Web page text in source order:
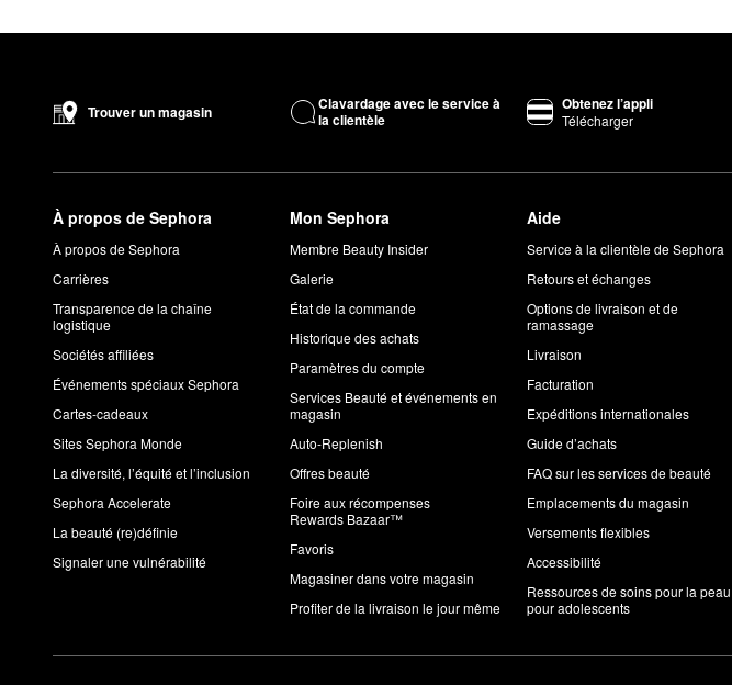
Trouver un magasin
Clavardage avec le service à
la clientèle
Obtenez l’appli
Télécharger
À propos de Sephora
À propos de Sephora
Carrières
Transparence de la chaîne
logistique
Sociétés affiliées
Événements spéciaux Sephora
Cartes-cadeaux
Sites Sephora Monde
La diversité, l’équité et l’inclusion
Sephora Accelerate
La beauté (re)définie
Signaler une vulnérabilité
Mon Sephora
Membre Beauty Insider
Galerie
État de la commande
Historique des achats
Paramètres du compte
Services Beauté et événements en
magasin
Auto-Replenish
Offres beauté
Foire aux récompenses
Rewards Bazaar™
Favoris
Magasiner dans votre magasin
Profiter de la livraison le jour même
Aide
Service à la clientèle de Sephora
Retours et échanges
Options de livraison et de
ramassage
Livraison
Facturation
Expéditions internationales
Guide d’achats
FAQ sur les services de beauté
Emplacements du magasin
Versements flexibles
Accessibilité
Ressources de soins pour la peau
pour adolescents